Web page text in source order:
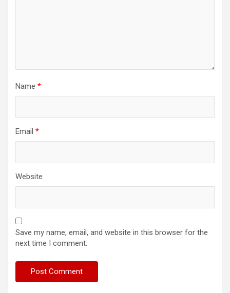
Name *
Email *
Website
Save my name, email, and website in this browser for the
next time I comment.